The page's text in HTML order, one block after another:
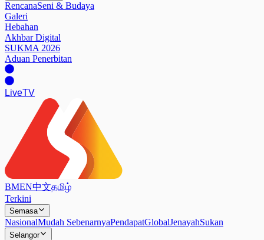
RencanaSeni & Budaya
Galeri
Hebahan
Akhbar Digital
SUKMA 2026
Aduan Penerbitan
LiveTV
BMEN中文தமிழ்
Terkini
Semasa
NasionalMudah SebenarnyaPendapatGlobalJenayahSukan
Selangor